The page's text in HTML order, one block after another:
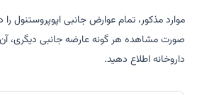
موارد مذکور، تمام عوارض جانبی اپوپروستنول را
صورت مشاهده هر گونه عارضه جانبی دیگری،
داروخانه اطلاع دهید.